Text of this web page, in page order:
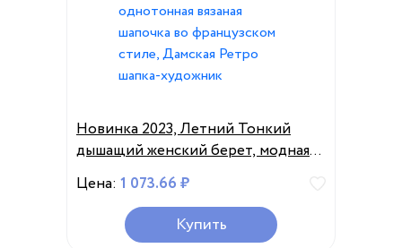
Новинка 2023, Летний Тонкий
дышащий женский берет, модная
однотонная вязаная шапочка во
французском стиле, Дамская
Ретро шапка-художник
Цена: 1 073.66 ₽
Купить